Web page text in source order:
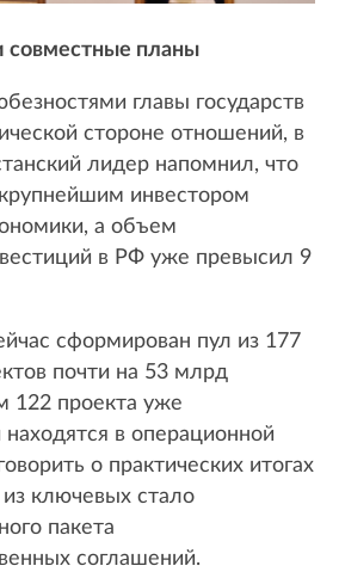
планы
главы государств
стороне отношений, в
лидер напомнил, что
крупнейшим инвестором
а объем
в РФ уже превысил 9
сформирован пул из 177
почти на 53 млрд
122 проекта уже
в операционной
о практических итогах
ключевых стало
пакета
соглашений.